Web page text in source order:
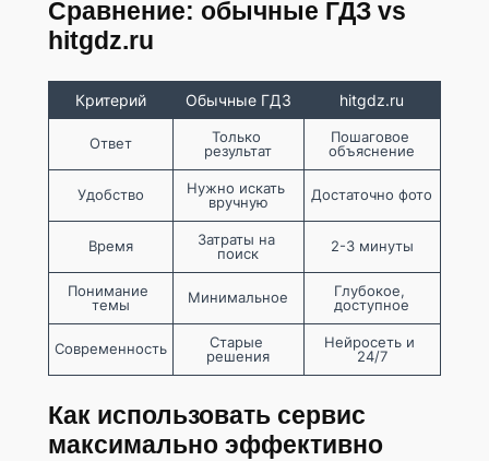
Сравнение: обычные ГДЗ vs
hitgdz.ru
Критерий Обычные ГДЗ hitgdz.ru
Ответ
Только
результат
Пошаговое
объяснение
Удобство
Нужно искать
вручную
Достаточно фото
Время
Затраты на
поиск
2-3 минуты
Понимание
темы
Минимальное
Глубокое,
доступное
Современность
Старые
решения
Нейросеть и
24/7
Как использовать сервис
максимально эффективно